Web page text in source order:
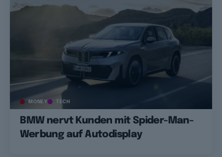
MONEY TECH
BMW nervt Kunden mit Spider-Man-
Werbung auf Autodisplay